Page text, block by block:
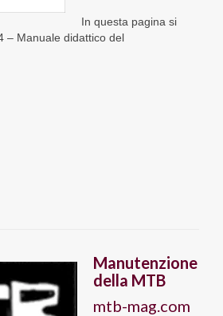
In questa pagina si
– Manuale didattico del
Manutenzione
della MTB
mtb-mag.com